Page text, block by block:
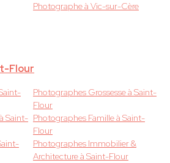
Photographe à Vic-sur-Cère
Flour
Photographes Grossesse à Saint-
Flour
Saint- Photographes Famille à Saint-
Flour
Photographes Immobilier &
Architecture à Saint-Flour